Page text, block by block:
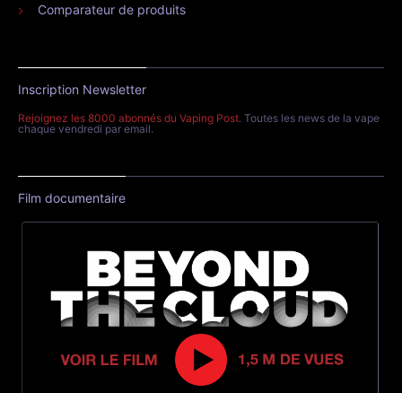
Comparateur de produits
Inscription Newsletter
Rejoignez les 8000 abonnés du Vaping Post. Toutes les news de la vape
chaque vendredi par email.
Film documentaire